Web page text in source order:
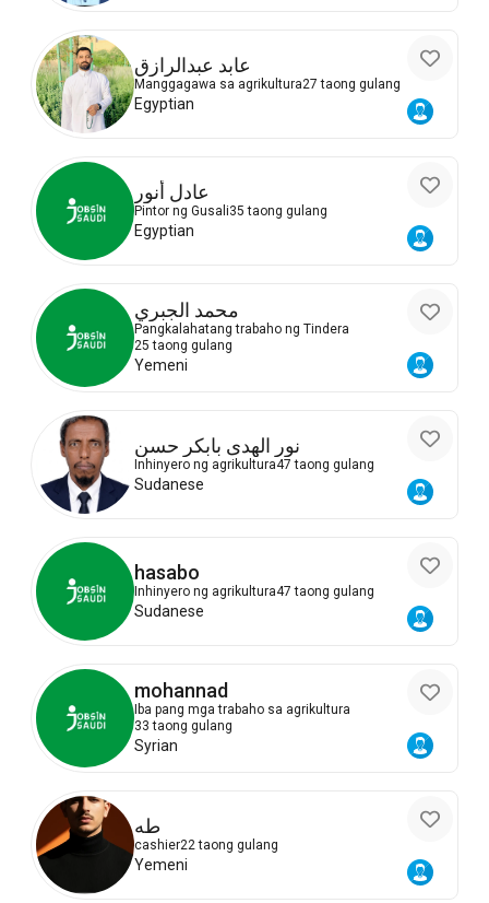
عابد عبدالرازق
Manggagawa sa agrikultura27 taong gulang
Egyptian
عادل أنور
Pintor ng Gusali35 taong gulang
Egyptian
محمد الجبري
Pangkalahatang trabaho ng Tindera
25 taong gulang
Yemeni
نور الهدى بابكر حسن
Inhinyero ng agrikultura47 taong gulang
Sudanese
hasabo
Inhinyero ng agrikultura47 taong gulang
Sudanese
mohannad
Iba pang mga trabaho sa agrikultura
33 taong gulang
Syrian
طه
cashier22 taong gulang
Yemeni